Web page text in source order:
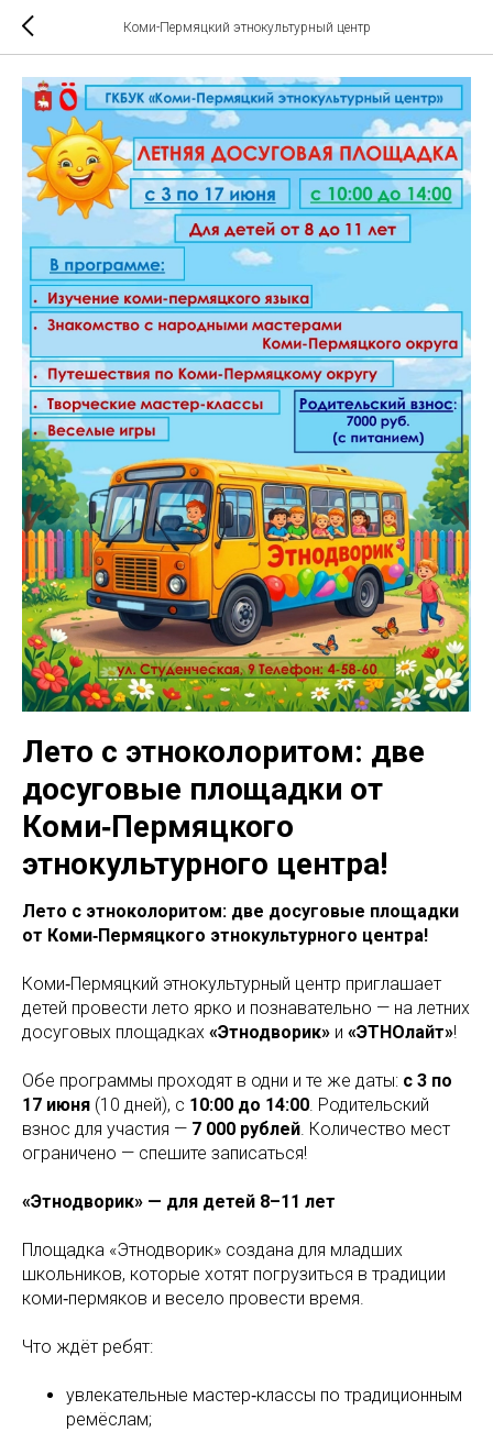
Коми-Пермяцкий этнокультурный центр
Лето с этноколоритом: две
досуговые площадки от
Коми‑Пермяцкого
этнокультурного центра!
Лето с этноколоритом: две досуговые площадки
от Коми‑Пермяцкого этнокультурного центра!
Коми‑Пермяцкий этнокультурный центр приглашает
детей провести лето ярко и познавательно — на летних
досуговых площадках «Этнодворик» и «ЭТНОлайт»!
Обе программы проходят в одни и те же даты: с 3 по
17 июня (10 дней), с 10:00 до 14:00. Родительский
взнос для участия — 7 000 рублей. Количество мест
ограничено — спешите записаться!
«Этнодворик» — для детей 8–11 лет
Площадка «Этнодворик» создана для младших
школьников, которые хотят погрузиться в традиции
коми‑пермяков и весело провести время.
Что ждёт ребят:
увлекательные мастер‑классы по традиционным
ремёслам;